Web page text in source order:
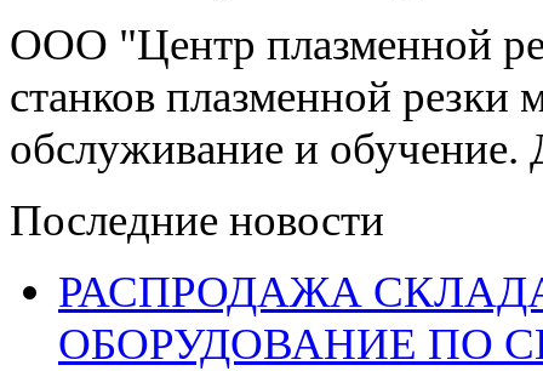
ООО "Центр плазменной
станков плазменной резки
обслуживание и обучение.
Последние новости
РАСПРОДАЖА
ОБОРУДОВАНИЕ ПО